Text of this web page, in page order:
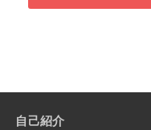
自己紹介